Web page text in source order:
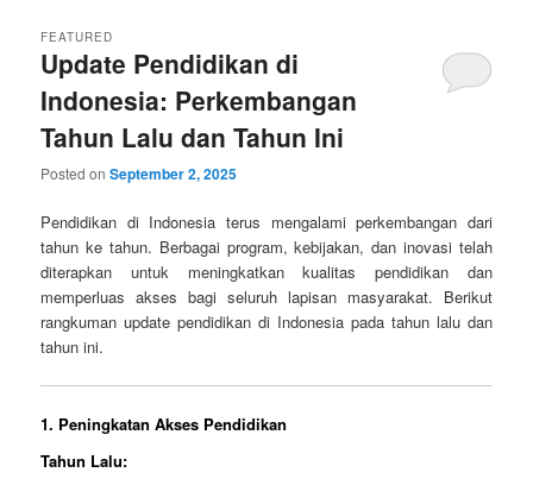
Update Pendidikan di
Indonesia: Perkembangan
Tahun Lalu dan Tahun Ini
FEATURED
Posted onSeptember 2, 2025
Pendidikan di Indonesia terus mengalami perkembangan dari
tahun ke tahun. Berbagai program, kebijakan, dan inovasi telah
diterapkan untuk meningkatkan kualitas pendidikan dan
memperluas akses bagi seluruh lapisan masyarakat. Berikut
rangkuman update pendidikan di Indonesia pada tahun lalu dan
tahun ini.
1. Peningkatan Akses Pendidikan
Tahun Lalu: